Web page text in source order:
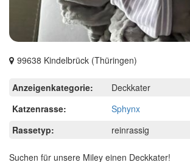
99638 Kindelbrück (Thüringen)
Anzeigenkategorie:
Deckkater
Katzenrasse:
Sphynx
Rassetyp:
reinrassig
Suchen für unsere Miley einen Deckkater!